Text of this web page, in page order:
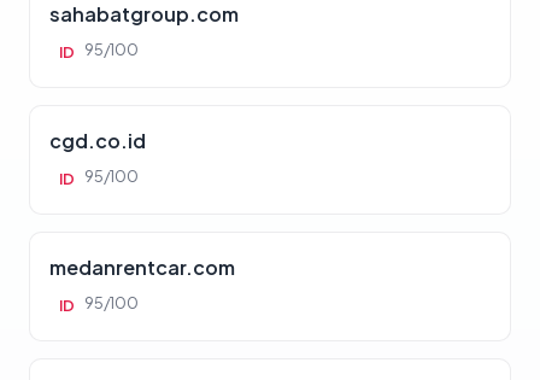
sahabatgroup.com
ID 95/100
cgd.co.id
ID 95/100
medanrentcar.com
ID 95/100